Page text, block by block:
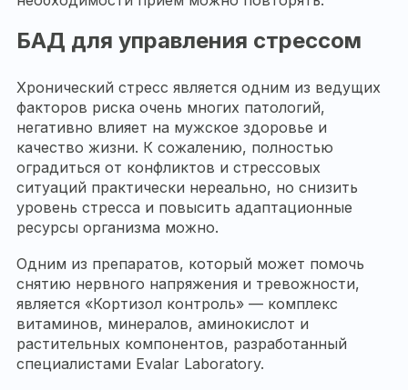
БАД для управления стрессом
Хронический стресс является одним из ведущих
факторов риска очень многих патологий,
негативно влияет на мужское здоровье и
качество жизни. К сожалению, полностью
оградиться от конфликтов и стрессовых
ситуаций практически нереально, но снизить
уровень стресса и повысить адаптационные
ресурсы организма можно.
Одним из препаратов, который может помочь
снятию нервного напряжения и тревожности,
является «Кортизол контроль» — комплекс
витаминов, минералов, аминокислот и
растительных компонентов, разработанный
специалистами Evalar Laboratory.